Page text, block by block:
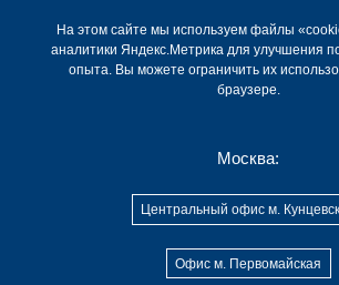
Москва:
Центральный офис м.
Офис м. Первомайская
На этом сайте мы используем файлы
аналитики Яндекс.Метрика для улучшения
опыта. Вы можете ограничить их
браузере.